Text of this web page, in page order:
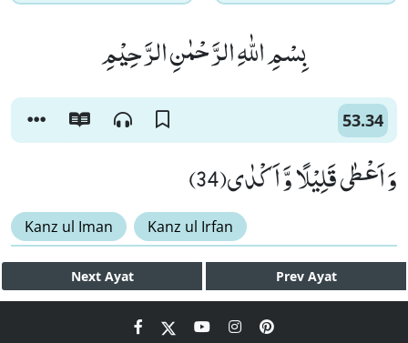
بِسْمِ اللّٰهِ الرَّحْمٰنِ الرَّحِیْمِ
53.34
وَ اَعْطٰى قَلِیْلًا وَّ اَكْدٰى(34)
Kanz ul Iman Kanz ul Irfan
Next Ayat Prev Ayat